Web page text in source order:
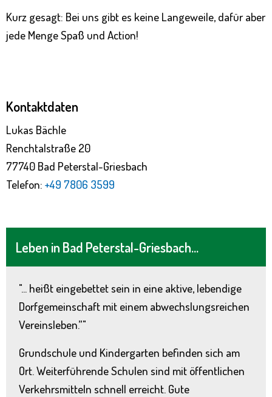
Leben in Bad Peterstal-Griesbach...
"... heißt eingebettet sein in eine aktive, lebendige
Dorfgemeinschaft mit einem abwechslungsreichen
Vereinsleben.”"
Grundschule und Kindergarten befinden sich am
Ort. Weiterführende Schulen sind mit öffentlichen
Verkehrsmitteln schnell erreicht. Gute
Kurz gesagt: Bei uns gibt es keine Langeweile, dafür aber
jede Menge Spaß und Action!
Kontaktdaten
Lukas Bächle
Renchtalstraße 20
77740 Bad Peterstal-Griesbach
Telefon: +49 7806 3599